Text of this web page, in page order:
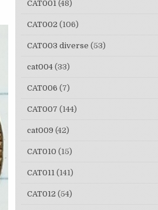
CAT001 (48)
CAT002 (106)
CAT003 diverse (53)
cat004 (33)
CAT006 (7)
CAT007 (144)
cat009 (42)
CAT010 (15)
CAT011 (141)
CAT012 (54)